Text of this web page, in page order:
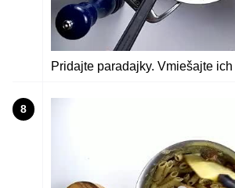
Pridajte paradajky. Vmiešajte
8